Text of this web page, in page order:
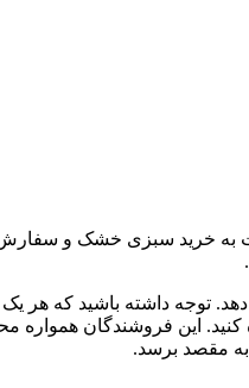
به خرید سبزی خشک و سفارش
توجه داشته باشید که هر
کنید. این فروشندگان همواره
مقصد برسد.